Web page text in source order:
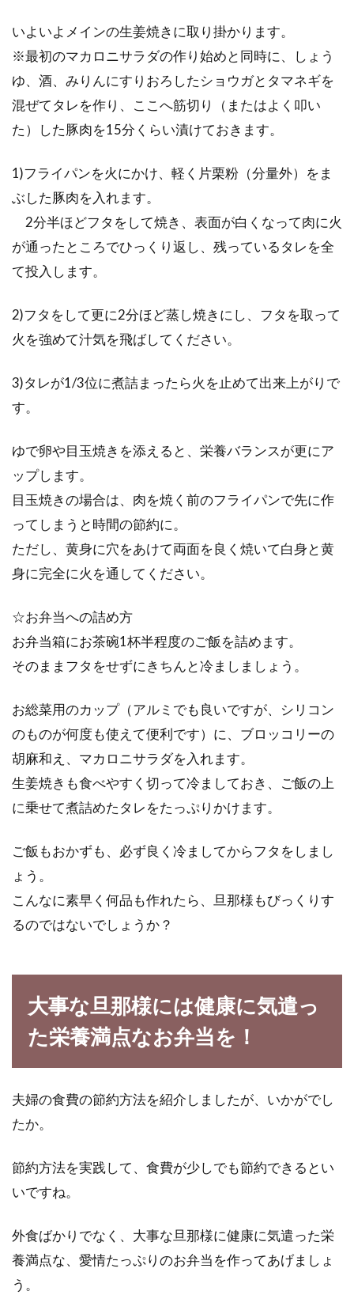
いよいよメインの生姜焼きに取り掛かります。
※最初のマカロニサラダの作り始めと同時に、しょう
ゆ、酒、みりんにすりおろしたショウガとタマネギを
混ぜてタレを作り、ここへ筋切り（またはよく叩い
た）した豚肉を15分くらい漬けておきます。
1)フライパンを火にかけ、軽く片栗粉（分量外）をま
ぶした豚肉を入れます。
2分半ほどフタをして焼き、表面が白くなって肉に火
が通ったところでひっくり返し、残っているタレを全
て投入します。
2)フタをして更に2分ほど蒸し焼きにし、フタを取って
火を強めて汁気を飛ばしてください。
3)タレが1/3位に煮詰まったら火を止めて出来上がりで
す。
ゆで卵や目玉焼きを添えると、栄養バランスが更にア
ップします。
目玉焼きの場合は、肉を焼く前のフライパンで先に作
ってしまうと時間の節約に。
ただし、黄身に穴をあけて両面を良く焼いて白身と黄
身に完全に火を通してください。
☆お弁当への詰め方
お弁当箱にお茶碗1杯半程度のご飯を詰めます。
そのままフタをせずにきちんと冷ましましょう。
お総菜用のカップ（アルミでも良いですが、シリコン
のものが何度も使えて便利です）に、ブロッコリーの
胡麻和え、マカロニサラダを入れます。
生姜焼きも食べやすく切って冷ましておき、ご飯の上
に乗せて煮詰めたタレをたっぷりかけます。
ご飯もおかずも、必ず良く冷ましてからフタをしまし
ょう。
こんなに素早く何品も作れたら、旦那様もびっくりす
るのではないでしょうか？
大事な旦那様には健康に気遣っ
た栄養満点なお弁当を！
夫婦の食費の節約方法を紹介しましたが、いかがでし
たか。
節約方法を実践して、食費が少しでも節約できるとい
いですね。
外食ばかりでなく、大事な旦那様に健康に気遣った栄
養満点な、愛情たっぷりのお弁当を作ってあげましょ
う。